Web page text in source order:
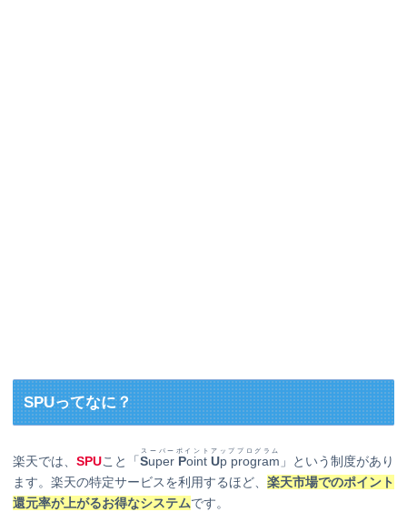
SPUってなに？
楽天では、 SPUこと「Super Point Up program
スーパーポイントアッププログラム
」という制度があり
ます。楽天の特定サービスを利用するほど、 楽天市場でのポイント
還元率が上がるお得なシステムです。